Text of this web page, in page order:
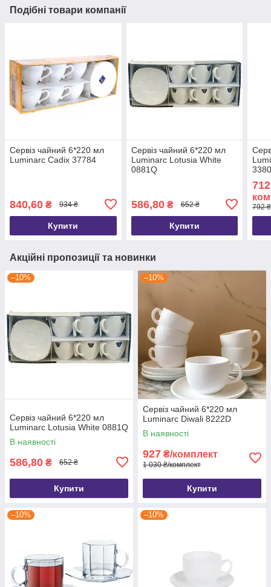
Подібні товари компанії
Сервіз чайний 6*220 мл
Luminarc Cadix 37784
840,60 ₴ 934 ₴
Купити
Сервіз чайний 6*220 мл
Luminarc Lotusia White
0881Q
586,80₴ 652 ₴
Купити
792
Акційні пропозиції та новинки
–10%
Сервіз чайний 6*220 мл
Luminarc Lotusia White 0881Q
В наявності
586,80 ₴ 652 ₴
Купити
–10%
Сервіз чайний 6*220 мл
Luminarc Diwali 8222D
В наявності
927 ₴/комплект
1 030 ₴/комплект
Купити
–10% –10%